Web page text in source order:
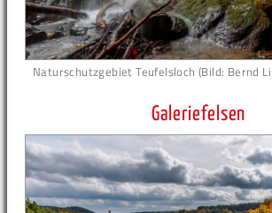
Naturschutzgebiet Teufelsloch (Bild: Bernd
Galeriefelsen